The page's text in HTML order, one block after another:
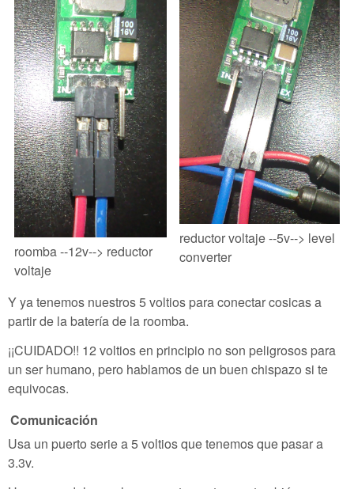
roomba --12v--> reductor
voltaje
reductor voltaje --5v--> level
converter
Y ya tenemos nuestros 5 voltios para conectar cosicas a
partir de la batería de la roomba.
¡¡CUIDADO!! 12 voltios en principio no son peligrosos para
un ser humano, pero hablamos de un buen chispazo si te
equivocas.
Comunicación
Usa un puerto serie a 5 voltios que tenemos que pasar a
3.3v.